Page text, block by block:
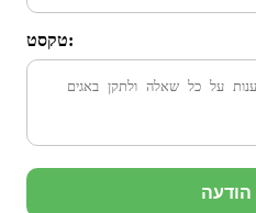
טקסט: